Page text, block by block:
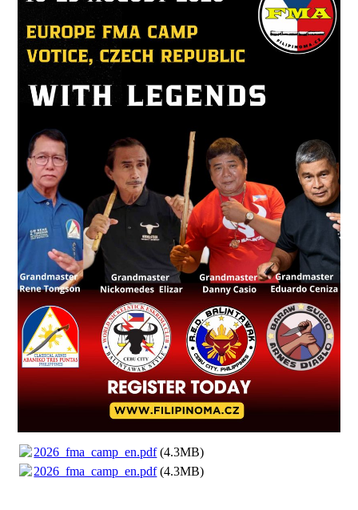
2026_fma_camp_en.pdf(4.3MB)
2026_fma_camp_en.pdf(4.3MB)